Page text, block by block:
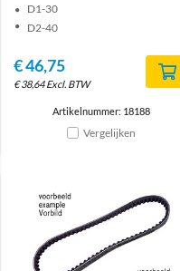
D1-30
D2-40
€46,75
€38,64 Excl. BTW
Artikelnummer: 18188
Vergelijken